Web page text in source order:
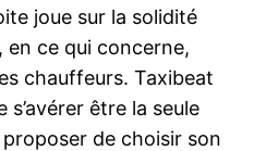
joue sur la solidité
en ce qui concerne,
chauffeurs. Taxibeat
s’avérer être la seule
de choisir son